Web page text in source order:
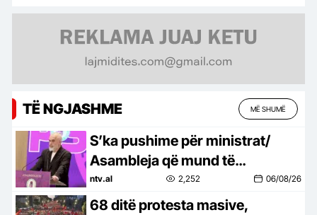
TË NGJASHME MË SHUMË
S’ka pushime për ministrat/
Asambleja që mund të
ndryshojë kabinetin
ntv.al 2,252 06/08/26
68 ditë protesta masive,